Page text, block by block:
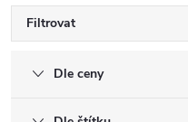
Filtrovat
Dle ceny